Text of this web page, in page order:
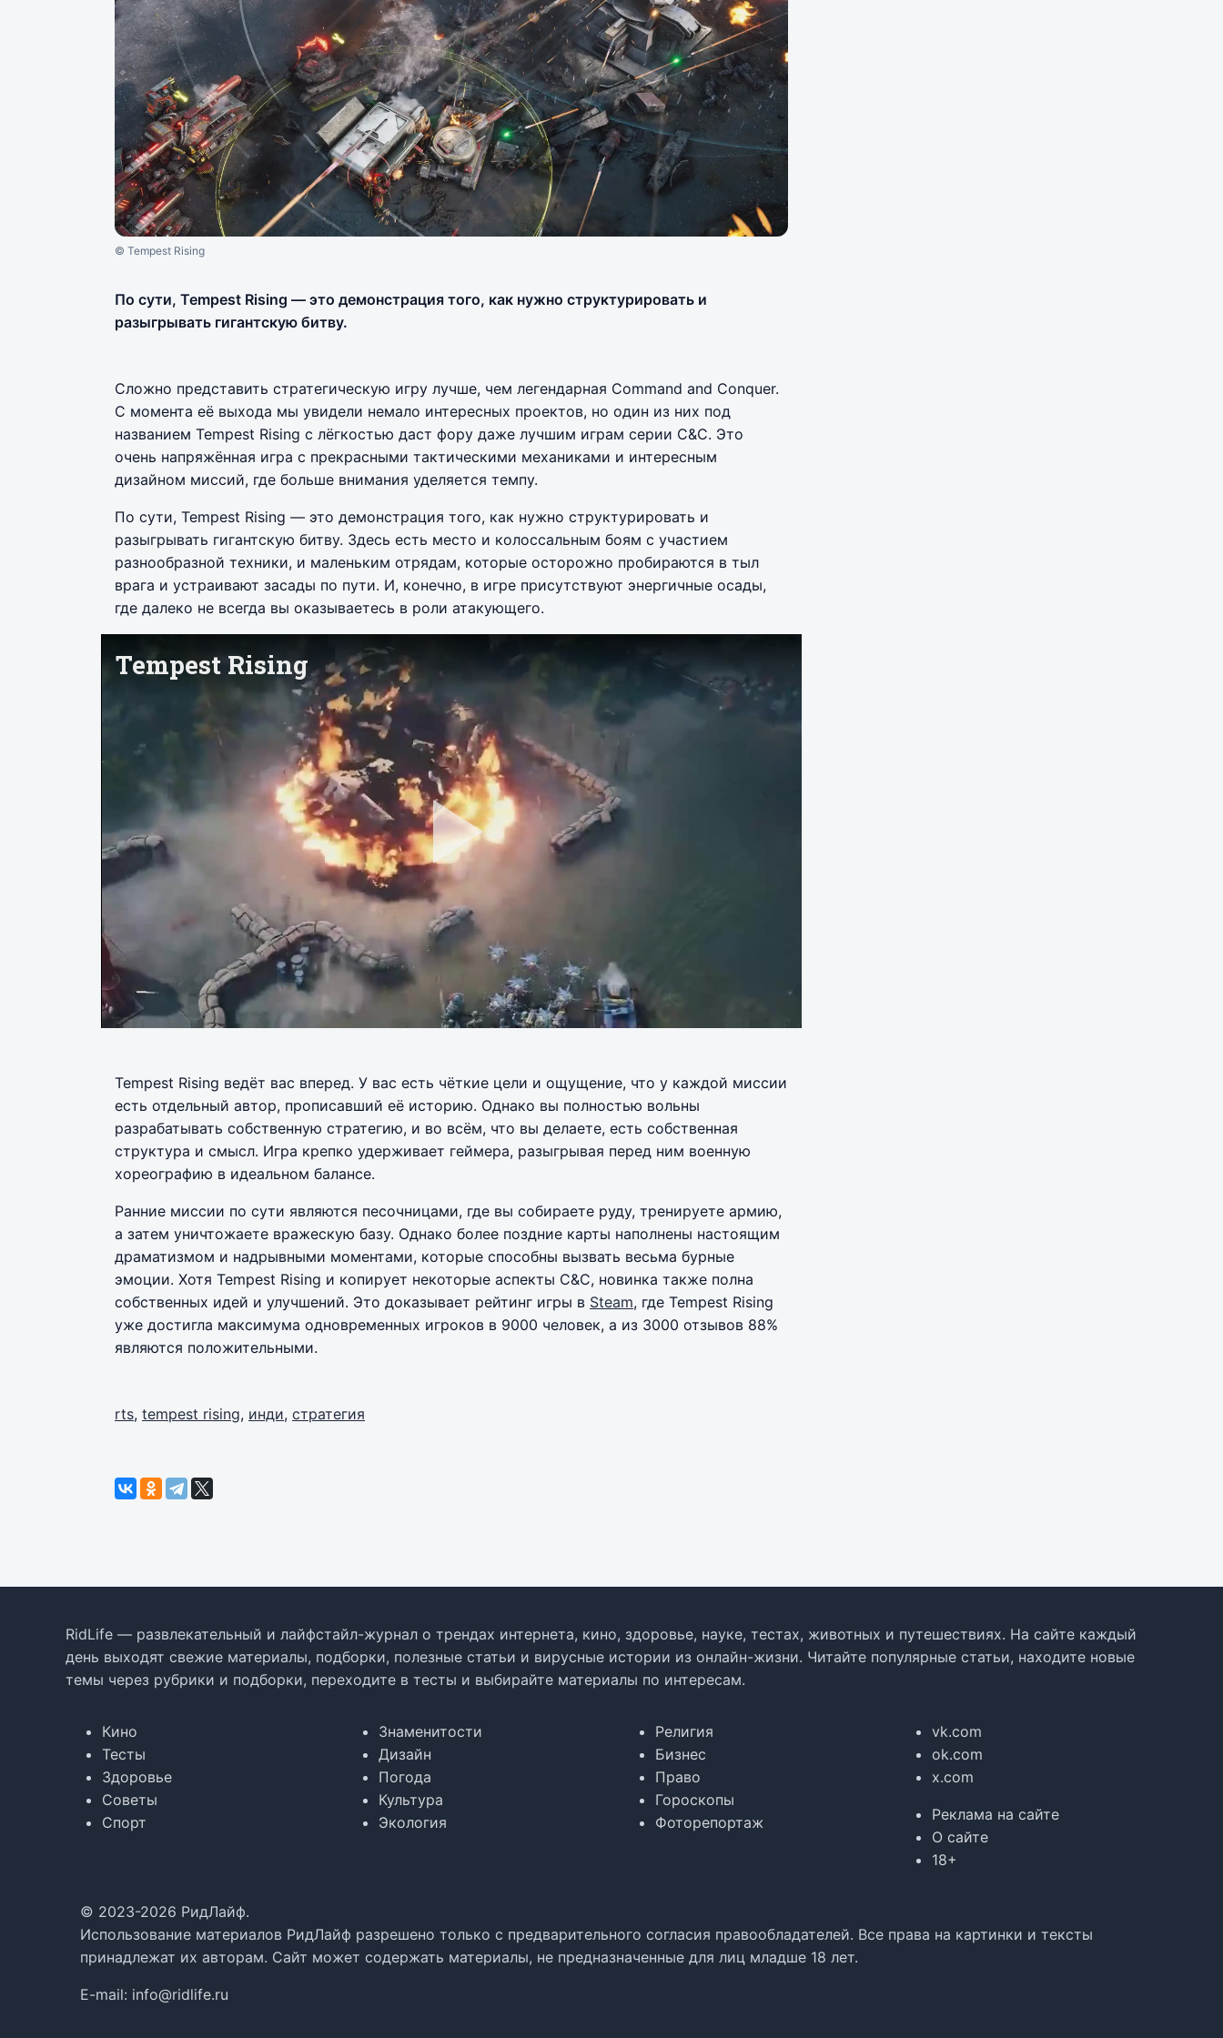
© Tempest Rising
По сути, Tempest Rising — это демонстрация того, как нужно структурировать и
разыгрывать гигантскую битву.
Сложно представить стратегическую игру лучше, чем легендарная Command and Conquer.
С момента её выхода мы увидели немало интересных проектов, но один из них под
названием Tempest Rising с лёгкостью даст фору даже лучшим играм серии С&C. Это
очень напряжённая игра с прекрасными тактическими механиками и интересным
дизайном миссий, где больше внимания уделяется темпу.
По сути, Tempest Rising — это демонстрация того, как нужно структурировать и
разыгрывать гигантскую битву. Здесь есть место и колоссальным боям с участием
разнообразной техники, и маленьким отрядам, которые осторожно пробираются в тыл
врага и устраивают засады по пути. И, конечно, в игре присутствуют энергичные осады,
где далеко не всегда вы оказываетесь в роли атакующего.
Tempest Rising ведёт вас вперед. У вас есть чёткие цели и ощущение, что у каждой миссии
есть отдельный автор, прописавший её историю. Однако вы полностью вольны
разрабатывать собственную стратегию, и во всём, что вы делаете, есть собственная
структура и смысл. Игра крепко удерживает геймера, разыгрывая перед ним военную
хореографию в идеальном балансе.
Ранние миссии по сути являются песочницами, где вы собираете руду, тренируете армию,
а затем уничтожаете вражескую базу. Однако более поздние карты наполнены настоящим
драматизмом и надрывными моментами, которые способны вызвать весьма бурные
эмоции. Хотя Tempest Rising и копирует некоторые аспекты C&C, новинка также полна
собственных идей и улучшений. Это доказывает рейтинг игры в Steam, где Tempest Rising
уже достигла максимума одновременных игроков в 9000 человек, а из 3000 отзывов 88%
являются положительными.
rts, tempest rising, инди, стратегия
RidLife — развлекательный и лайфстайл-журнал о трендах интернета, кино, здоровье, науке, тестах, животных и путешествиях. На сайте каждый
день выходят свежие материалы, подборки, полезные статьи и вирусные истории из онлайн-жизни. Читайте популярные статьи, находите новые
темы через рубрики и подборки, переходите в тесты и выбирайте материалы по интересам.
Кино
Тесты
Здоровье
Советы
Спорт
Знаменитости
Дизайн
Погода
Культура
Экология
Религия
Бизнес
Право
Гороскопы
Фоторепортаж
vk.com
ok.com
x.com
Реклама на сайте
О сайте
18+
© 2023-2026 РидЛайф.
Использование материалов РидЛайф разрешено только с предварительного согласия правообладателей. Все права на картинки и тексты
принадлежат их авторам. Сайт может содержать материалы, не предназначенные для лиц младше 18 лет.
E-mail: info@ridlife.ru